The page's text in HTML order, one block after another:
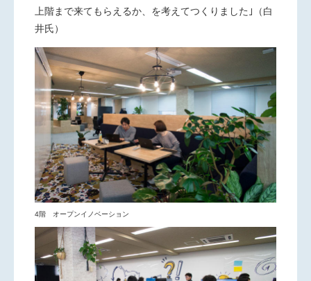
上階まで来てもらえるか、を考えてつくりました｣（白
井氏）
4階 オープンイノベーション